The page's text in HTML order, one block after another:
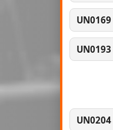
UN0169
UN0193
UN0204